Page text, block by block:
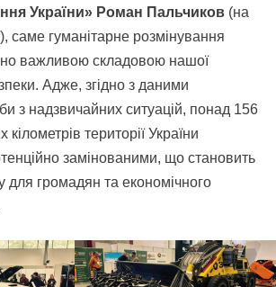
України» Роман Пальчиков (на
саме гуманітарне розмінування
важливою складовою нашої
Адже, згідно з даними
з надзвичайних ситуацій, понад 156
кілометрів території України
замінованими, що становить
для громадян та економічного